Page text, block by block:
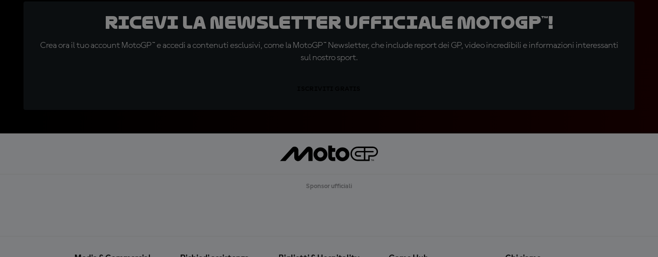
Ricevi la newsletter ufficiale MotoGP™!
Crea ora il tuo account MotoGP™ e accedi a contenuti esclusivi, come la MotoGP™ Newsletter, che include report dei GP, video incredibili e informazioni interessanti
sul nostro sport.
Sponsor ufficiali